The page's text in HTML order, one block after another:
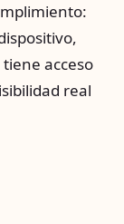
acceso
real